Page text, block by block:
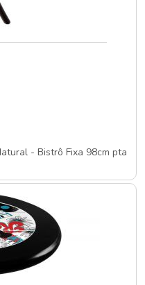
- Bistrô Fixa 98cm pta